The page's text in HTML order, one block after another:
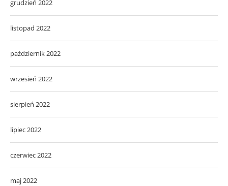
grudzień 2022
listopad 2022
październik 2022
wrzesień 2022
sierpień 2022
lipiec 2022
czerwiec 2022
maj 2022